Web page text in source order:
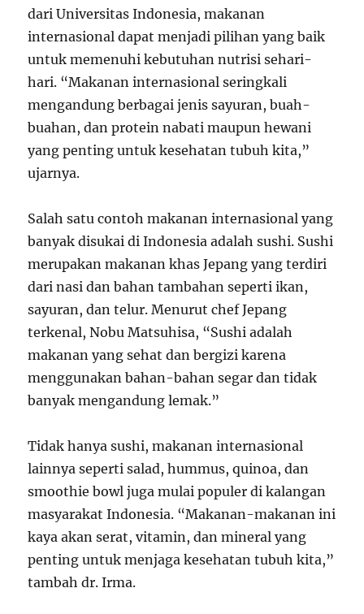
dari Universitas Indonesia, makanan
internasional dapat menjadi pilihan yang baik
untuk memenuhi kebutuhan nutrisi sehari-
hari. “Makanan internasional seringkali
mengandung berbagai jenis sayuran, buah-
buahan, dan protein nabati maupun hewani
yang penting untuk kesehatan tubuh kita,”
ujarnya.
Salah satu contoh makanan internasional yang
banyak disukai di Indonesia adalah sushi. Sushi
merupakan makanan khas Jepang yang terdiri
dari nasi dan bahan tambahan seperti ikan,
sayuran, dan telur. Menurut chef Jepang
terkenal, Nobu Matsuhisa, “Sushi adalah
makanan yang sehat dan bergizi karena
menggunakan bahan-bahan segar dan tidak
banyak mengandung lemak.”
Tidak hanya sushi, makanan internasional
lainnya seperti salad, hummus, quinoa, dan
smoothie bowl juga mulai populer di kalangan
masyarakat Indonesia. “Makanan-makanan ini
kaya akan serat, vitamin, dan mineral yang
penting untuk menjaga kesehatan tubuh kita,”
tambah dr. Irma.